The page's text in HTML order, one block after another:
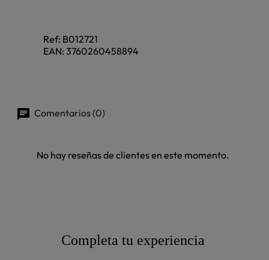
Ref: B012721
EAN: 3760260458894
Comentarios (0)
No hay reseñas de clientes en este momento.
Completa tu experiencia